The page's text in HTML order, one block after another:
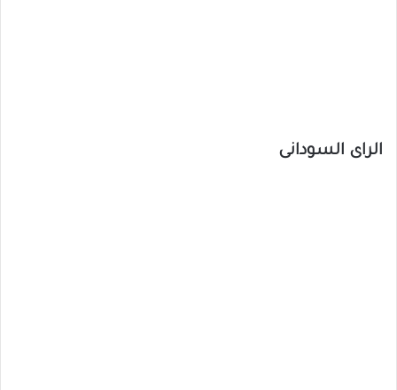
الراى السودانى